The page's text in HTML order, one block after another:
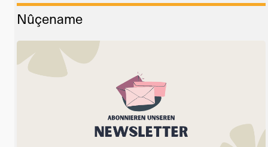
Nûçename